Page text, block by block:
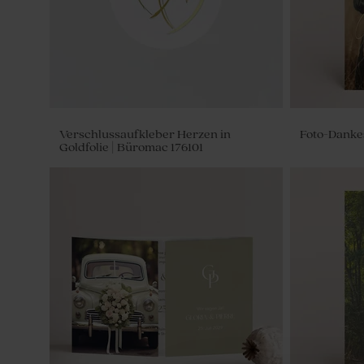
Verschlussaufkleber Herzen in
Goldfolie | Büromac 176101
Foto-